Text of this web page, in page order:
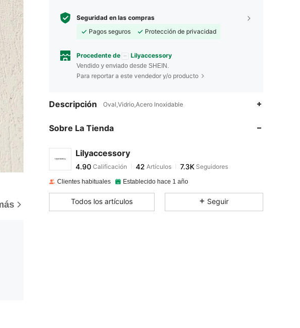
Seguridad en las compras
Pagos seguros
Protección de privacidad
Procedente de Lilyaccessory
Vendido y enviado desde SHEIN.
Para reportar a este vendedor y/o producto
Descripción Oval,Vidrio,Acero Inoxidable
Sobre La Tienda
Lilyaccessory
4.90
4.90 Calificación
o***epagó Hace 8 horas
Clientes habituales Establecido hace 1 año
Todos los artículos Seguir